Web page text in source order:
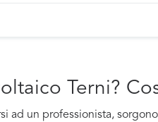
Terni?
ad un professionista,